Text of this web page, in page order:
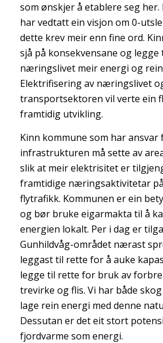
som ønskjer å etablere seg her.
har vedtatt ein visjon om 0-
dette krev meir enn fine ord.
sjå på konsekvensane og
næringslivet meir energi og
Elektrifisering av næringslivet
transportsektoren vil verte ein
framtidig utvikling.
Kinn kommune som har ansvar
infrastrukturen må sette av
slik at meir elektrisitet er
framtidige næringsaktivitetar
flytrafikk. Kommunen er ein
og bør bruke eigarmakta til å
energien lokalt. Per i dag er
Gunhildvåg-området nærast
leggast til rette for å auke
legge til rette for bruk av
trevirke og flis. Vi har både
lage rein energi med denne
Dessutan er det eit stort
fjordvarme som energi.